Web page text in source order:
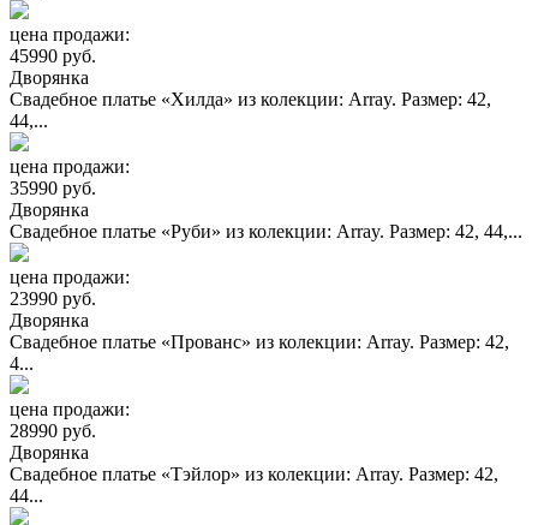
цена продажи:
45990 руб.
Дворянка
Свадебное платье «Хилда» из колекции: Array. Размер: 42,
44,...
цена продажи:
35990 руб.
Дворянка
Свадебное платье «Руби» из колекции: Array. Размер: 42, 44,...
цена продажи:
23990 руб.
Дворянка
Свадебное платье «Прованс» из колекции: Array. Размер: 42,
4...
цена продажи:
28990 руб.
Дворянка
Свадебное платье «Тэйлор» из колекции: Array. Размер: 42,
44...